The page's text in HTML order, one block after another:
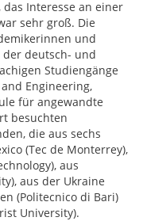
das Interesse an einer
sehr groß. Die
und
der deutsch- und
Studiengänge
Engineering,
für angewandte
besuchten
die aus sechs
(Tec de Monterrey),
aus
aus der Ukraine
(Politecnico di Bari)
University).